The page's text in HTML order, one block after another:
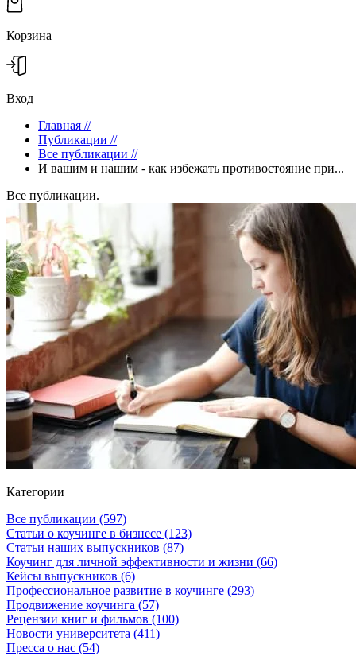
Корзина
Вход
Главная //
Публикации //
Все публикации //
И вашим и нашим - как избежать противостояние при...
Все публикации.
Категории
Все публикации (597)
Статьи о коучинге в бизнесе (123)
Статьи наших выпускников (87)
Коучинг для личной эффективности и жизни (66)
Кейсы выпускников (6)
Профессиональное развитие в коучинге (293)
Продвижение коучинга (57)
Рецензии книг и фильмов (100)
Новости университета (411)
Пресса о нас (54)